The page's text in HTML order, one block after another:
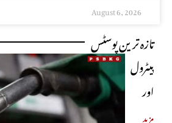
August 6, 2026
تازہ ترین پوسٹس
پیٹرول
اور
ڈیزل کی
مزید